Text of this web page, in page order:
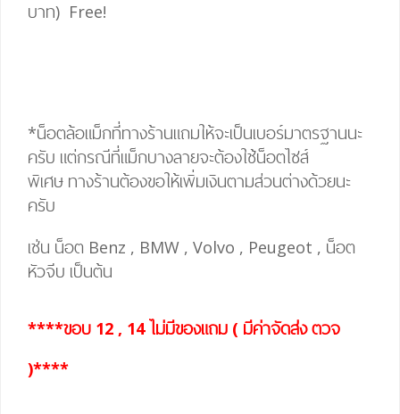
บาท) Free!
*น็อตล้อแม็กที่ทางร้านแถมให้จะเป็นเบอร์มาตรฐานนะ
ครับ แต่กรณีที่แม็กบางลายจะต้องใช้น็อตไซส์
พิเศษ ทางร้านต้องขอให้เพิ่มเงินตามส่วนต่างด้วยนะ
ครับ
เช่น น็อต Benz , BMW , Volvo , Peugeot , น็อต
หัวจีบ เป็นต้น
****ขอบ 12 , 14 ไม่มีของแถม ( มีค่าจัดส่ง ตวจ
)****